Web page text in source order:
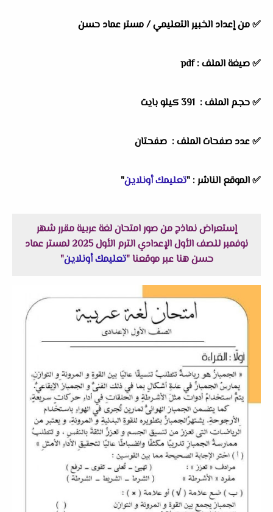
✅من إعداد الخبير التعليمي / مستر عماد حسن
✅ صيغة الملف : pdf
✅ حجم الملف : 391 كيلو بايت
✅ عدد صفحات الملف : صفحتان
✅الموقع الناشر : "تعليمك أونلاين"
إستعراض نماذج من صور امتحان لغة عربية مقرر شهر
نوفمبر للصف الأول الإعدادي الترم الأول 2025 لمستر عماد
حسن هنا عبر موقعنا "تعليمك أونلاين"